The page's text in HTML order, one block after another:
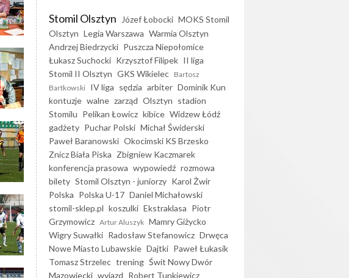
Stomil Olsztyn Józef Łobocki MOKS Stomil
Olsztyn Legia Warszawa Warmia Olsztyn
Andrzej Biedrzycki Puszcza Niepołomice
Łukasz Suchocki Krzysztof Filipek II liga
Stomil II Olsztyn GKS Wikielec Bartosz
Bartkowski IV liga sędzia arbiter Dominik Kun
kontuzje walne zarząd Olsztyn stadion
Stomilu Pelikan Łowicz kibice Widzew Łódź
gadżety Puchar Polski Michał Świderski
Paweł Baranowski Okocimski KS Brzesko
Znicz Biała Piska Zbigniew Kaczmarek
konferencja prasowa wypowiedź rozmowa
bilety Stomil Olsztyn - juniorzy Karol Żwir
Polska Polska U-17 Daniel Michałowski
stomil-sklep.pl koszulki Ekstraklasa Piotr
Grzymowicz Artur Aluszyk Mamry Giżycko
Wigry Suwałki Radosław Stefanowicz Drwęca
Nowe Miasto Lubawskie Dajtki Paweł Łukasik
Tomasz Strzelec trening Świt Nowy Dwór
Mazowiecki wyjazd Robert Tunkiewicz